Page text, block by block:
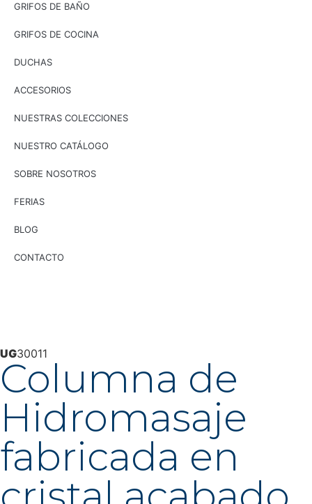
GRIFOS DE BAÑO
GRIFOS DE COCINA
DUCHAS
ACCESORIOS
NUESTRAS COLECCIONES
NUESTRO CATÁLOGO
SOBRE NOSOTROS
FERIAS
BLOG
CONTACTO
UG30011
Columna de
Hidromasaje
fabricada en